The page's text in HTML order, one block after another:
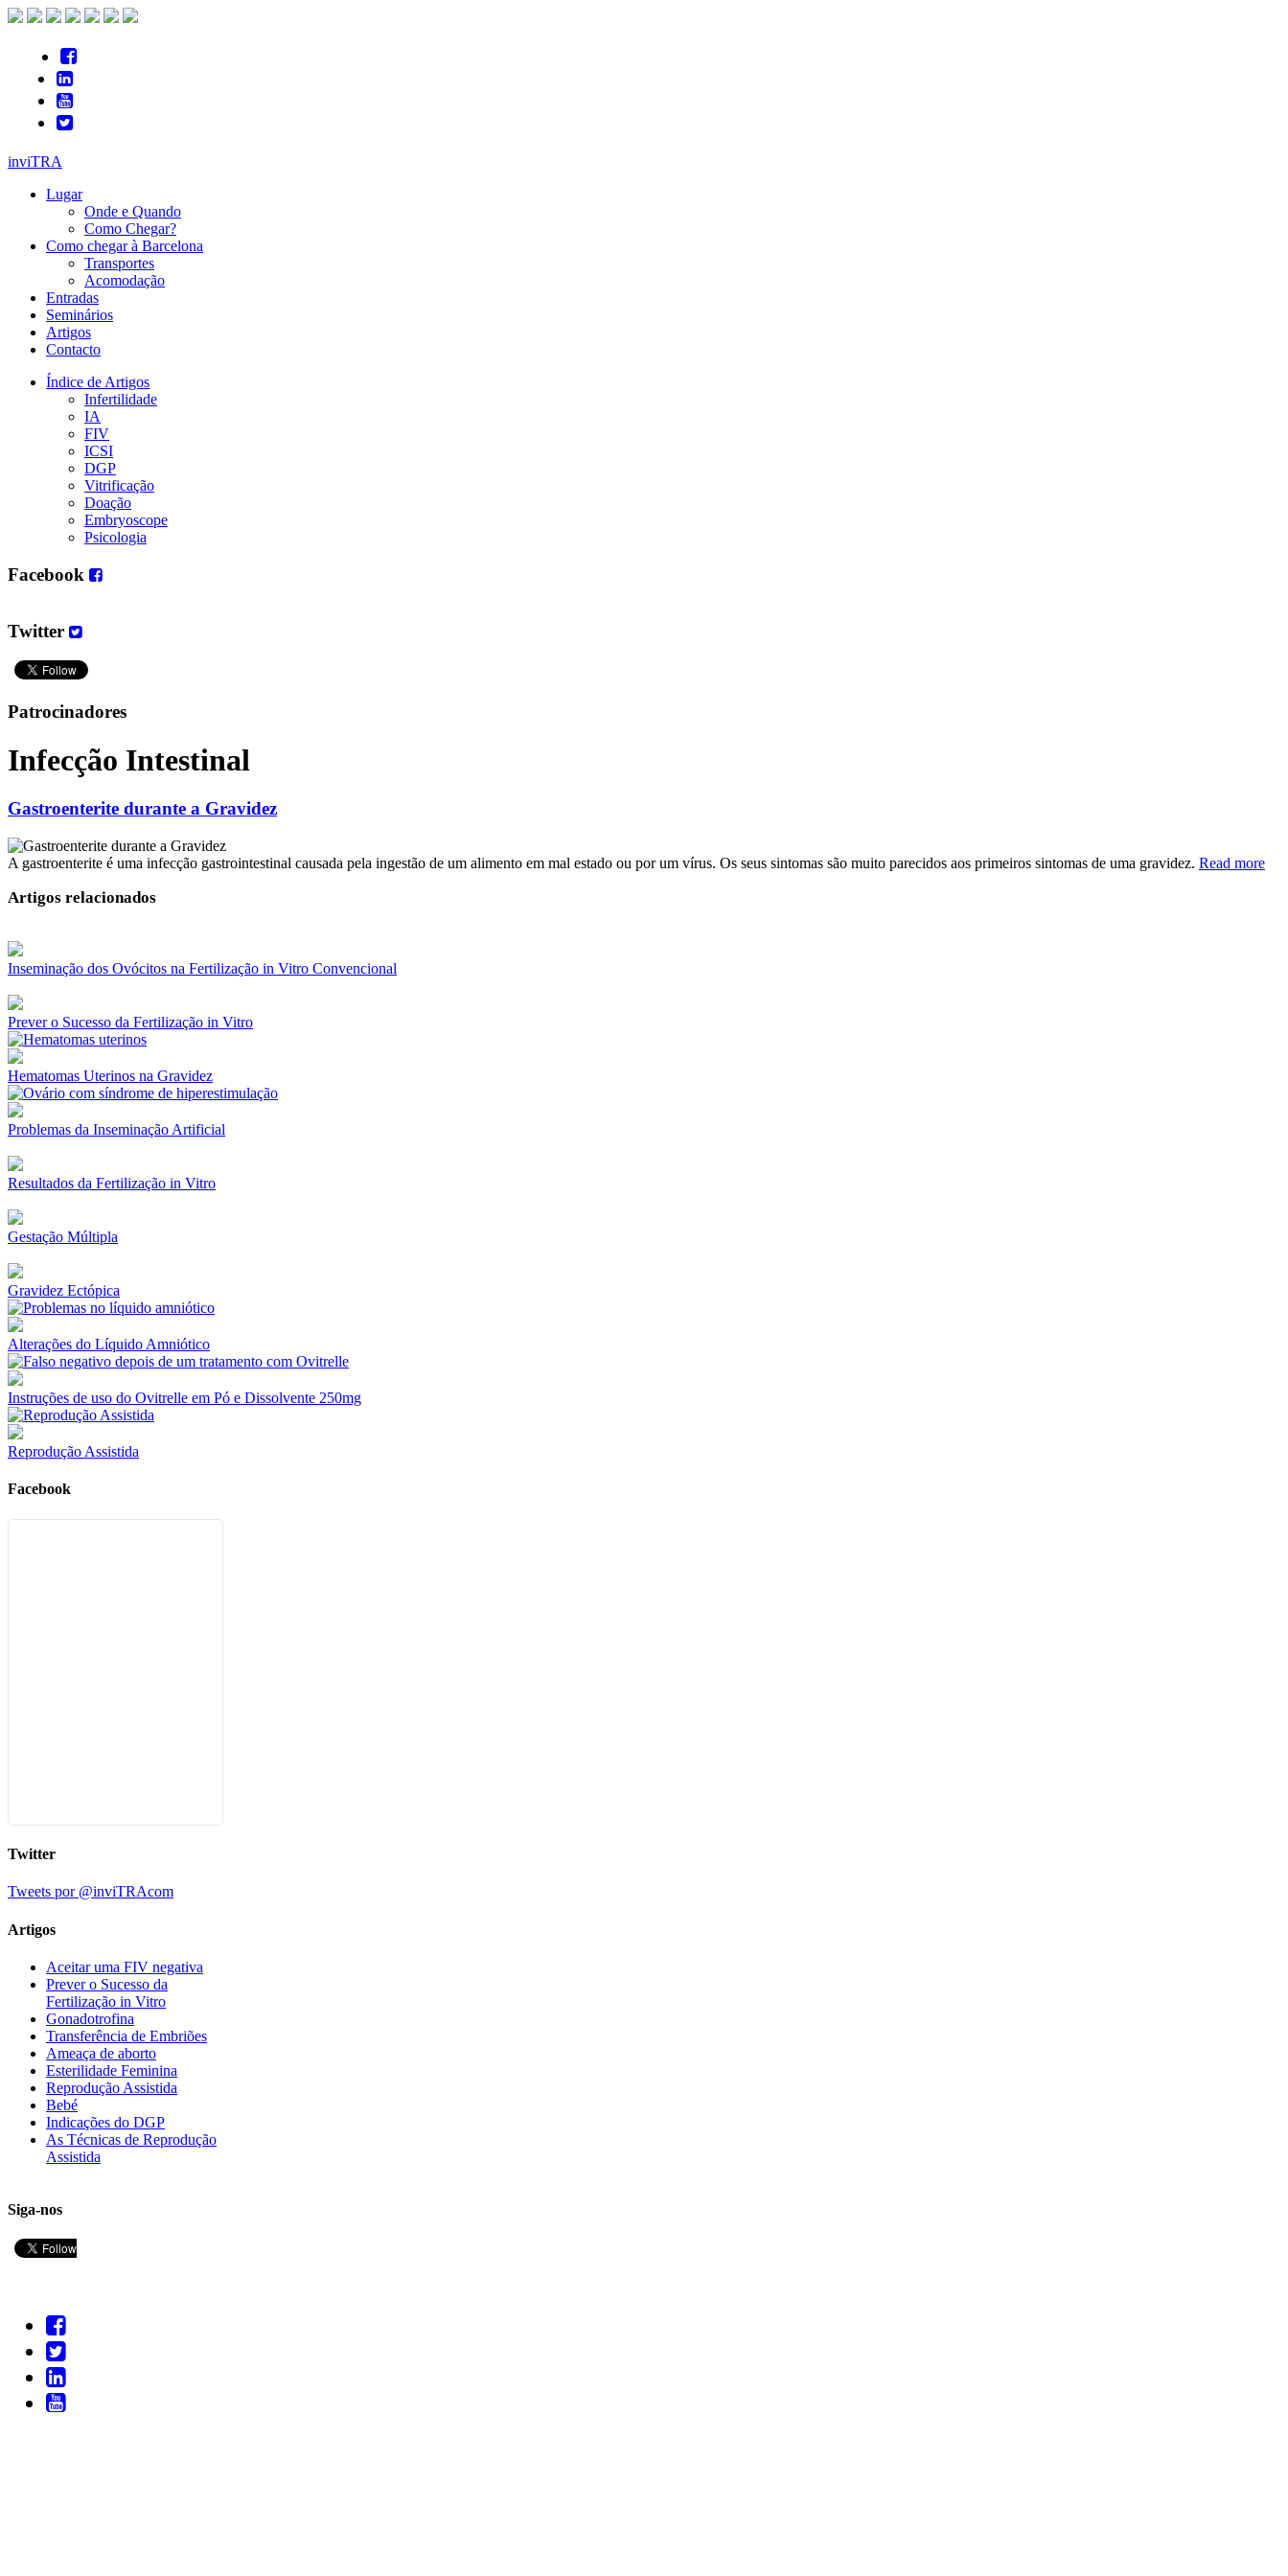
inviTRA
Lugar
Onde e Quando
Como Chegar?
Como chegar à Barcelona
Transportes
Acomodação
Entradas
Seminários
Artigos
Contacto
Índice de Artigos
Infertilidade
IA
FIV
ICSI
DGP
Vitrificação
Doação
Embryoscope
Psicologia
Facebook
Twitter
Patrocinadores
Infecção Intestinal
Gastroenterite durante a Gravidez
A gastroenterite é uma infecção gastrointestinal causada pela ingestão de um alimento em mal estado ou por um vírus. Os seus sintomas são muito parecidos aos primeiros sintomas de uma gravidez. Read more
Artigos relacionados
Inseminação dos Ovócitos na Fertilização in Vitro Convencional
Prever o Sucesso da Fertilização in Vitro
Hematomas Uterinos na Gravidez
Problemas da Inseminação Artificial
Resultados da Fertilização in Vitro
Gestação Múltipla
Gravidez Ectópica
Alterações do Líquido Amniótico
Instruções de uso do Ovitrelle em Pó e Dissolvente 250mg
Reprodução Assistida
Facebook
Twitter
Tweets por @inviTRAcom
Artigos
Aceitar uma FIV negativa
Prever o Sucesso da
Fertilização in Vitro
Gonadotrofina
Transferência de Embriões
Ameaça de aborto
Esterilidade Feminina
Reprodução Assistida
Bebé
Indicações do DGP
As Técnicas de Reprodução
Assistida
Siga-nos